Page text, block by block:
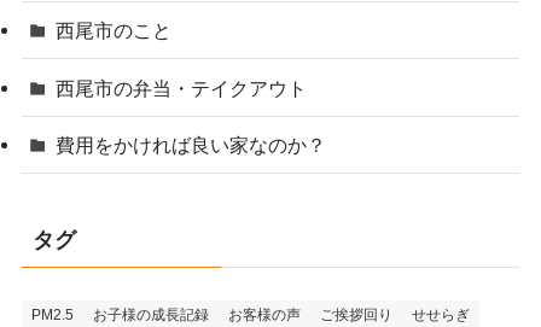
西尾市のこと
西尾市の弁当・テイクアウト
費用をかければ良い家なのか？
タグ
PM2.5 お子様の成長記録 お客様の声 ご挨拶回り
せせらぎ